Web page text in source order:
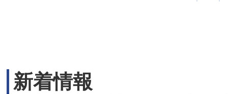
新着情報